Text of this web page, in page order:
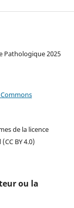
Pathologique 2025
de la licence
BY 4.0)
ou la